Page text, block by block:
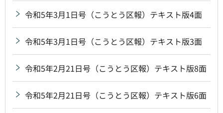
令和5年3月1日号（こうとう区報）テキスト版4面
令和5年3月1日号（こうとう区報）テキスト版3面
令和5年2月21日号（こうとう区報）テキスト版8面
令和5年2月21日号（こうとう区報）テキスト版6面